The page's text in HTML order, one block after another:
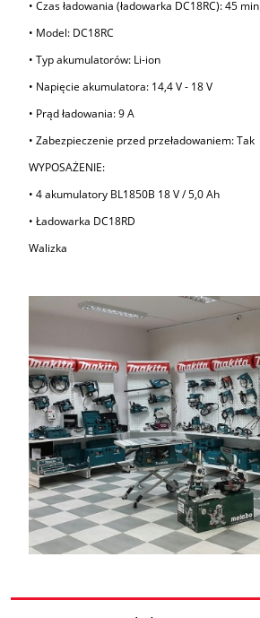
• Czas ładowania (ładowarka DC18RC): 45 min
• Model: DC18RC
• Typ akumulatorów: Li-ion
• Napięcie akumulatora: 14,4 V - 18 V
• Prąd ładowania: 9 A
• Zabezpieczenie przed przeładowaniem: Tak
WYPOSAŻENIE:
• 4 akumulatory BL1850B 18 V / 5,0 Ah
• Ładowarka DC18RD
Walizka